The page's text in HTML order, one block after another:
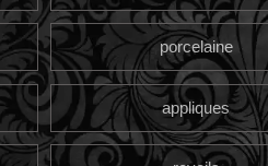
porcelaine
appliques